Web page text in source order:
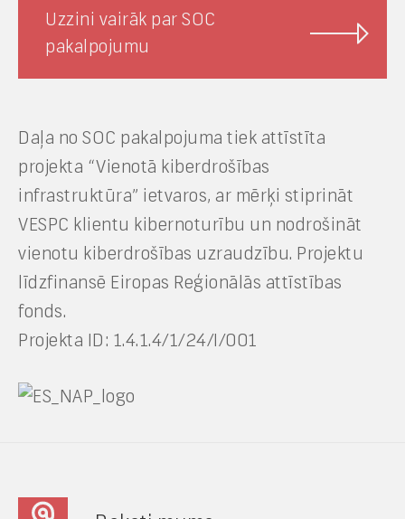
Uzzini vairāk par SOC
pakalpojumu
Daļa no SOC pakalpojuma tiek attīstīta
projekta “Vienotā kiberdrošības
infrastruktūra” ietvaros, ar mērķi stiprināt
VESPC klientu kibernoturību un nodrošināt
vienotu kiberdrošības uzraudzību. Projektu
līdzfinansē Eiropas Reģionālās attīstības
fonds.
Projekta ID: 1.4.1.4/1/24/I/001